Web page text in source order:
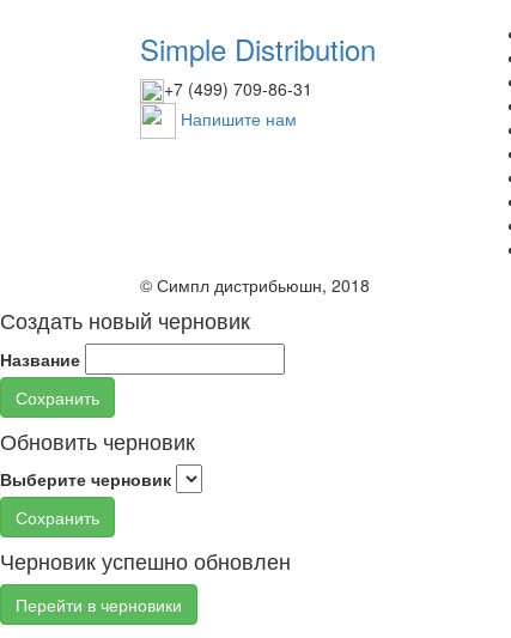
Simple Distribution
+7 (499) 709-86-31
Напишите нам
© Симпл дистрибьюшн, 2018
Создать новый черновик
Название
Сохранить
Обновить черновик
Выберите черновик
Сохранить
Черновик успешно обновлен
Перейти в черновики